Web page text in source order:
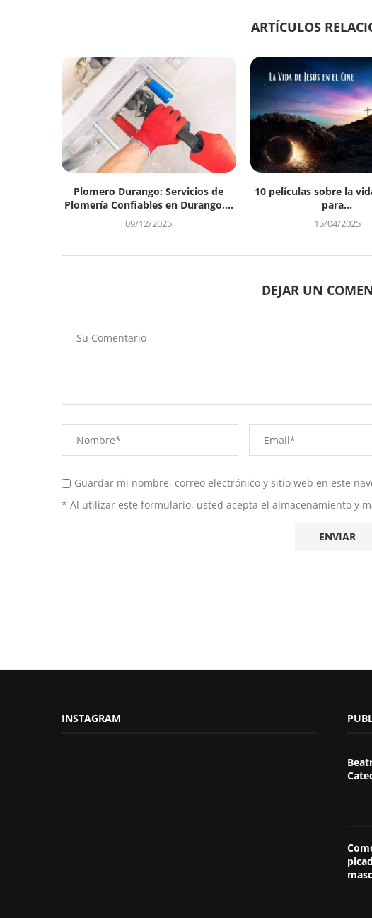
ARTÍCULOS
Plomero Durango: Servicios de
Plomería Confiables en Durango,...
09/12/2025
10 películas sobre la
para...
15/04/2025
DEJAR UN
Guardar mi nombre, correo electrónico y sitio web en este
* Al utilizar este formulario, usted acepta el almacenamiento y
INSTAGRAM